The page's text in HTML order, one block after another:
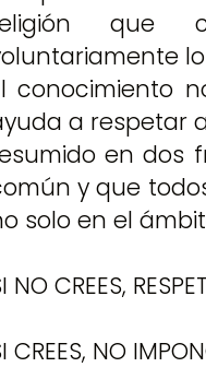
que
conocimiento
a respetar
en dos
y que
solo en el
NO CREES,
CREES, NO